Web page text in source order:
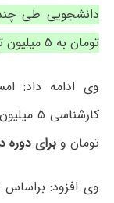
تومان به ۵ میلیون تومان رسیده است.
وی ادامه داد:
تومان وبرای دوره دکتری ۱۰
وی افزود: